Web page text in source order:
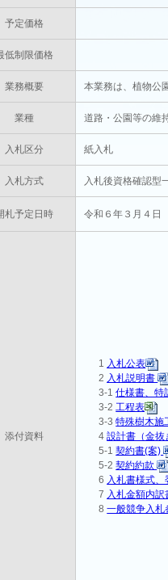
予定価格 円(消費税及
低制限価格 円(消費税及
業務概要 本業務は、植物公
業種 道路・公園等の維
入札区分 紙入札
入札方式 入札後資格確認型
札予定日時 令和６年３月４
添付資料
1 入札公表
2 入札説明書
3-1仕様書、特
3-2工程表
3-3特殊樹木施
4設計書（金抜
5-1契約書(案)
5-2契約約款
6 入札書様式
7 入札金額内
8一般競争入